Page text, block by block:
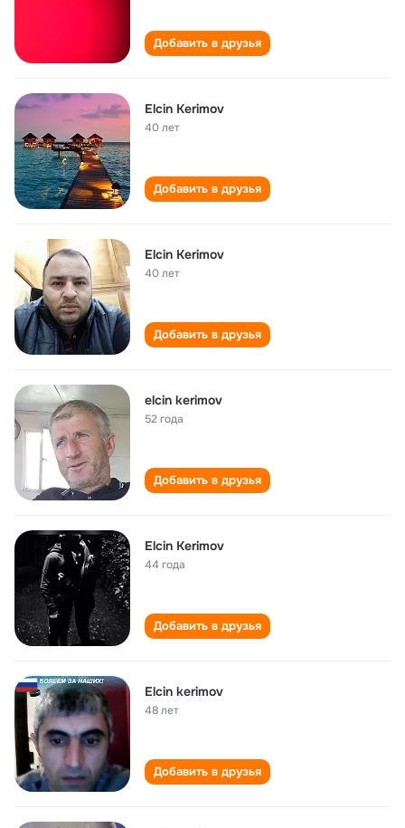
Добавить в друзья
Elcin Kerimov
40 лет
Добавить в друзья
Elcin Kerimov
40 лет
Добавить в друзья
elcin kerimov
52 года
Добавить в друзья
Elcin Kerimov
44 года
Добавить в друзья
Elcin kerimov
48 лет
Добавить в друзья